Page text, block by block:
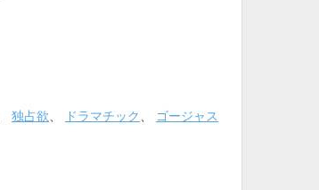
独占欲、 ドラマチック 、 ゴージャス